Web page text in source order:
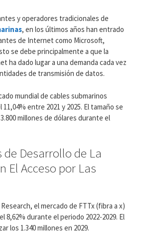
y operadores tradicionales de
, en los últimos años han entrado
de Internet como Microsoft,
se debe principalmente a que la
ha dado lugar a una demanda cada vez
de transmisión de datos.
mundial de cables submarinos
11,04% entre 2021 y 2025. El tamaño se
millones de dólares durante el
de Desarrollo de La
El Acceso por Las
el mercado de FTTx (fibra a x)
8,62% durante el periodo 2022-2029. El
los 1.340 millones en 2029.